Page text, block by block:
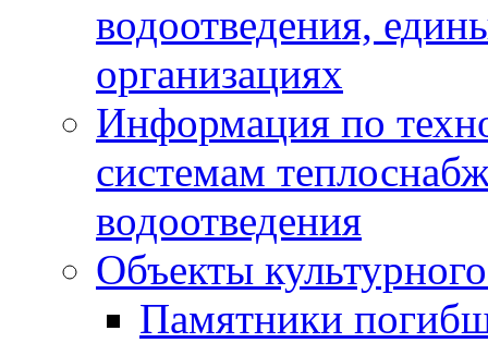
водоотведения,
организациях
Информация по
системам
водоотведения
Объекты
Памятники